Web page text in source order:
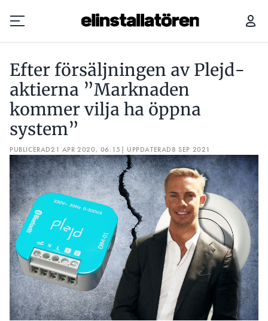
Prenumerera
Hantera prenumeration
Lediga jobb
Annonsera
Läs E-tidningen
Om tidningen
Kontakt
Personuppgifter
Search for:
Efter försäljningen av Plejd-
aktierna ”Marknaden
kommer vilja ha öppna
system”
PUBLICERAD21 APR 2020, 06:15 | UPPDATERAD8 SEP 2021